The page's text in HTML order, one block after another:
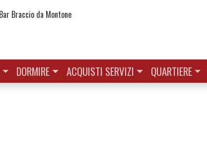
DORMIRE ACQUISTI SERVIZI QUARTIERE